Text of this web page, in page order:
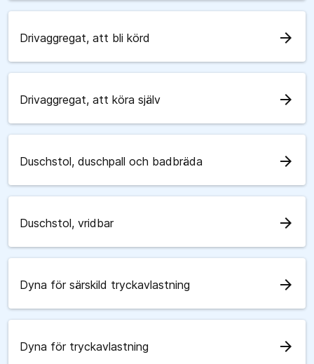
Drivaggregat, att bli körd arrow_forward
Drivaggregat, att köra själv arrow_forward
Duschstol, duschpall och badbräda arrow_forward
Duschstol, vridbar arrow_forward
Dyna för särskild tryckavlastning arrow_forward
Dyna för tryckavlastning arrow_forward